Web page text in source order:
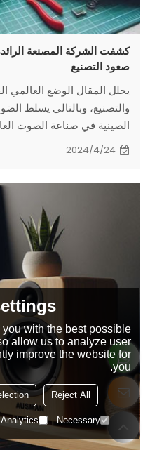
كشفت الشركة المصنعة
صعود التصنيع
يحلل المقال الوضع العالمي
والتصنيع، وبالتالي يسلط
الصينية في صناعة الصوت
2024/4/24
with the best possible
allow us to analyze user
improve the website for
you.
Reject All
Necessary
Analytics